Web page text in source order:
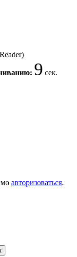
9 сек.
авторизоваться.